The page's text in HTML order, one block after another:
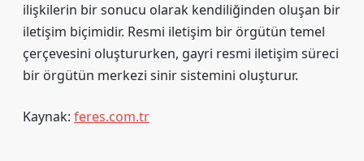
ilişkilerin bir sonucu olarak kendiliğinden oluşan bir
iletişim biçimidir. Resmi iletişim bir örgütün temel
çerçevesini oluştururken, gayri resmi iletişim süreci
bir örgütün merkezi sinir sistemini oluşturur.
Kaynak: feres.com.tr